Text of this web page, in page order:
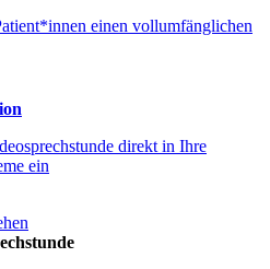
einen vollumfänglichen
direkt in Ihre
ein